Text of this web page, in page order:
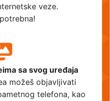
veze.
sa svog uređaja
možeš objavljivati
telefona, kao